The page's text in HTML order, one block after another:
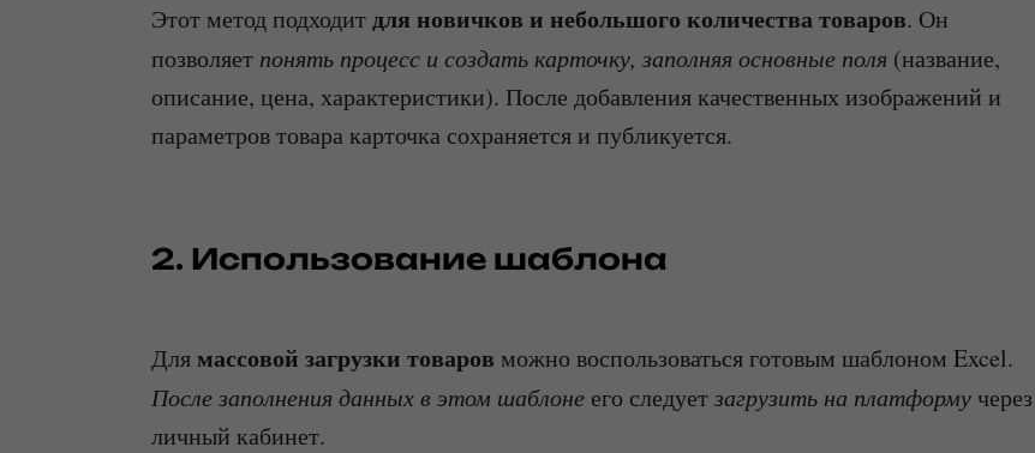
Этот метод подходитдля новичков и небольшого количества товаров. Он
позволяет понять процесс и создать карточку, заполняя основные поля (название,
описание, цена, характеристики). После добавления качественных изображений и
параметров товара карточка сохраняется и публикуется.
2. Использование шаблона
Длямассовой загрузки товаров можно воспользоваться готовым шаблоном Excel.
После заполнения данных в этом шаблоне его следуетзагрузить на платформучерез
личный кабинет.